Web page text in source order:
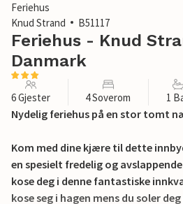
Feriehus
Knud Strand
B51117
Feriehus - Knud
Danmark
6 Gjester 4 Soverom 1
Nydelig feriehus på en stor tomt
Kom med dine kjære til dette
en spesielt fredelig og
kose deg i denne fantastiske
kose seg i hagen mens du soler